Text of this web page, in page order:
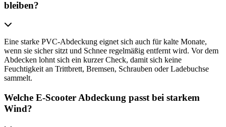
bleiben?
Eine starke PVC-Abdeckung eignet sich auch für kalte Monate,
wenn sie sicher sitzt und Schnee regelmäßig entfernt wird. Vor dem
Abdecken lohnt sich ein kurzer Check, damit sich keine
Feuchtigkeit an Trittbrett, Bremsen, Schrauben oder Ladebuchse
sammelt.
Welche E-Scooter Abdeckung passt bei starkem
Wind?